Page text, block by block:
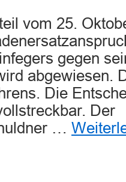
vom 25.
gegen
abgewiesen.
Die
Der
…